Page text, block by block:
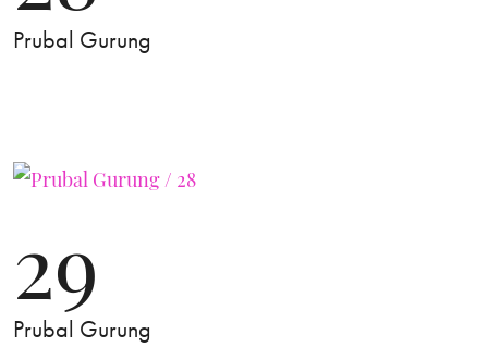
Prubal Gurung
29
Prubal Gurung